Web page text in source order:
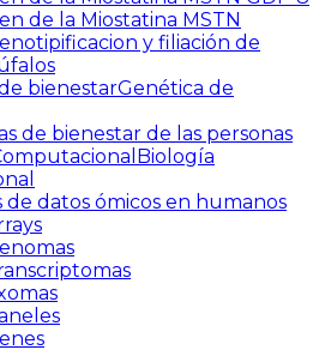
de la Miostatina MSTN
y filiación de
Genética de
de bienestar de las personas
Biología
de datos ómicos en humanos